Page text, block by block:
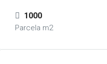
1000
Parcela m2